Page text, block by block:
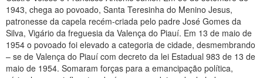
1943, chega ao povoado, Santa Teresinha do Menino Jesus,
patronesse da capela recém-criada pelo padre José Gomes da
Silva, Vigário da freguesia da Valença do Piauí. Em 13 de maio de
1954 o povoado foi elevado a categoria de cidade, desmembrando
– se de Valença do Piauí com decreto da lei Estadual 983 de 13 de
maio de 1954. Somaram forças para a emancipação política,